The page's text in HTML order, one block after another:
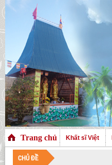
Trang chủ Khất sĩ Việt
CHỦ ĐỀ